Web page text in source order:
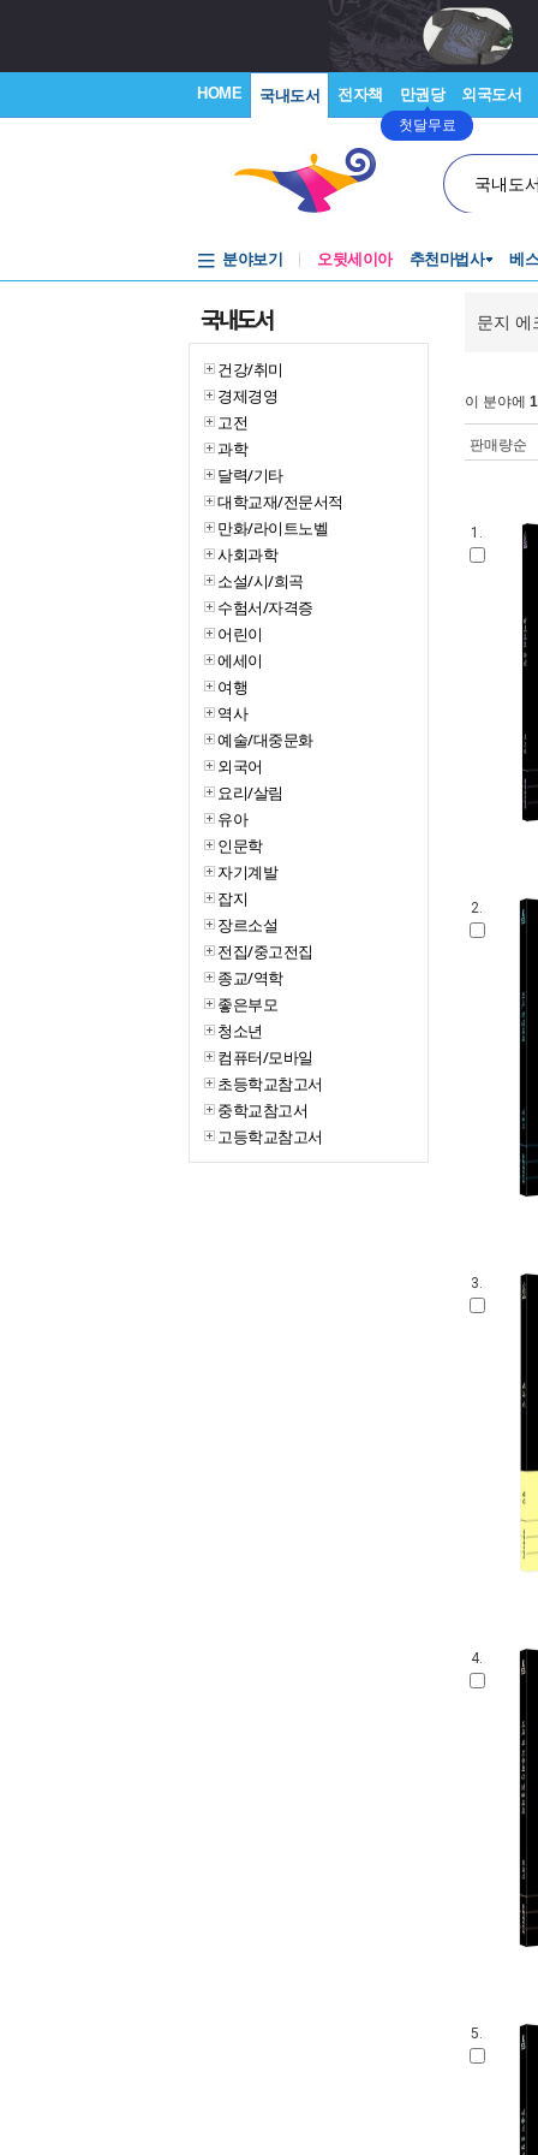
HOME 국내도서 전자책 만권당
첫달무료
외국도서
국내도
분야보기 오뒷세이아 추천마법사 베
국내도서
건강/취미
경제경영
고전
과학
달력/기타
대학교재/전문서적
만화/라이트노벨
사회과학
소설/시/희곡
수험서/자격증
어린이
에세이
여행
역사
예술/대중문화
외국어
요리/살림
유아
인문학
자기계발
잡지
장르소설
전집/중고전집
종교/역학
좋은부모
청소년
컴퓨터/모바일
초등학교참고서
중학교참고서
고등학교참고서
문지 에
이 분야에
판매량순
1.
2.
3.
4.
5.